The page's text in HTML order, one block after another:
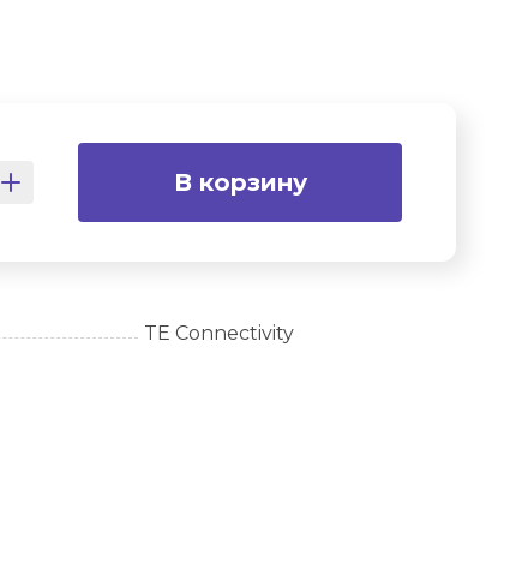
В корзину
TE Connectivity